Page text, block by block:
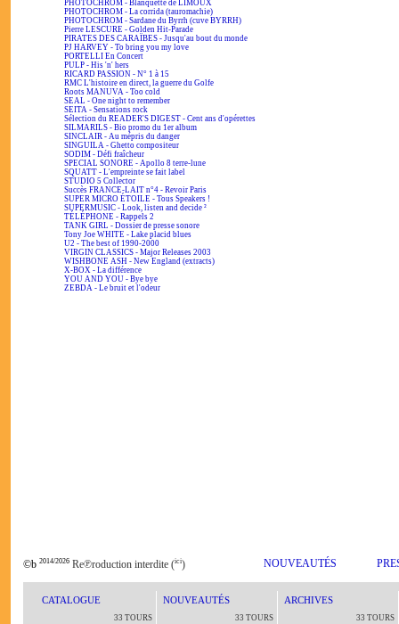
PHOTOCHROM - Blanquette de LIMOUX
PHOTOCHROM - La corrida (tauromachie)
PHOTOCHROM - Sardane du Byrrh (cuve BYRRH)
Pierre LESCURE - Golden Hit-Parade
PIRATES DES CARAÏBES - Jusqu'au bout du monde
PJ HARVEY - To bring you my love
PORTELLI En Concert
PULP - His 'n' hers
RICARD PASSION - N° 1 à 15
RMC L'histoire en direct, la guerre du Golfe
Roots MANUVA - Too cold
SEAL - One night to remember
SEITA - Sensations rock
Sélection du READER'S DIGEST - Cent ans d'opérettes
SILMARILS - Bio promo du 1er album
SINCLAIR - Au mépris du danger
SINGUILA - Ghetto compositeur
SODIM - Défi fraîcheur
SPECIAL SONORE - Apollo 8 terre-lune
SQUATT - L'empreinte se fait label
STUDIO 5 Collector
Succès FRANCE-LAIT n°4 - Revoir Paris
SUPER MICRO ÉTOILE - Tous Speakers !
SUPERMUSIC - Look, listen and decide ²
TÉLÉPHONE - Rappels 2
TANK GIRL - Dossier de presse sonore
Tony Joe WHITE - Lake placid blues
U2 - The best of 1990-2000
VIRGIN CLASSICS - Major Releases 2003
WISHBONE ASH - New England (extracts)
X-BOX - La différence
YOU AND YOU - Bye bye
ZEBDA - Le bruit et l'odeur
©b 2014/2026 Re℗roduction interdite (ici) NOUVEAUTÉS
CATALOGUE
33 TOURS
NOUVEAUTÉS
33 TOURS
ARCHIVES
33 TOURS